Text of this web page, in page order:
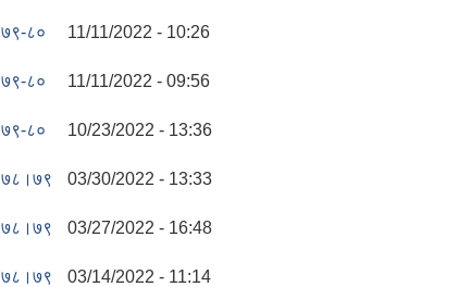
७९-८० 11/11/2022 - 10:26
७९-८० 11/11/2022 - 09:56
७९-८० 10/23/2022 - 13:36
७८।७९ 03/30/2022 - 13:33
७८।७९ 03/27/2022 - 16:48
७८।७९ 03/14/2022 - 11:14